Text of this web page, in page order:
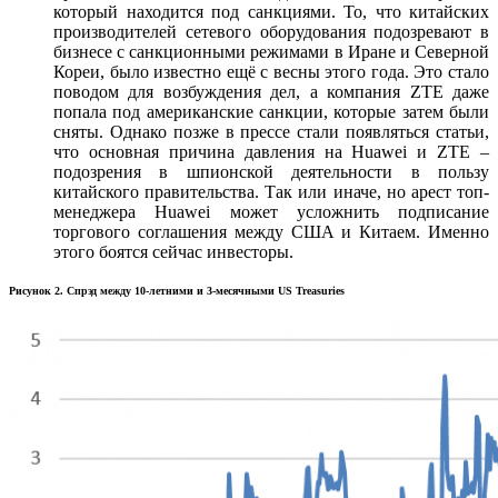
который находится под санкциями. То, что китайских
производителей сетевого оборудования подозревают в
бизнесе с санкционными режимами в Иране и Северной
Кореи, было известно ещё с весны этого года. Это стало
поводом для возбуждения дел, а компания ZTE даже
попала под американские санкции, которые затем были
сняты. Однако позже в прессе стали появляться статьи,
что основная причина давления на Huawei и ZTE –
подозрения в шпионской деятельности в пользу
китайского правительства. Так или иначе, но арест топ-
менеджера Huawei может усложнить подписание
торгового соглашения между США и Китаем. Именно
этого боятся сейчас инвесторы.
Рисунок 2. Спрэд между 10-летними и 3-месячными US Treasuries